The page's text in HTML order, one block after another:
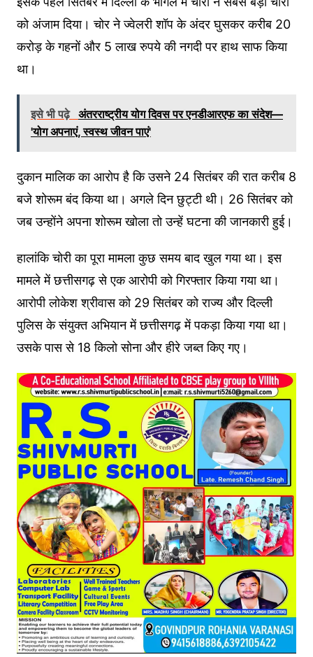
को अंजाम दिया। चोर ने ज्वेलरी शॉप के अंदर घुसकर करीब 20
करोड़ के गहनों और 5 लाख रुपये की नगदी पर हाथ साफ किया
था।
इसे भी पढ़े अंतरराष्ट्रीय योग दिवस पर एनडीआरएफ का संदेश—
'योग अपनाएं, स्वस्थ जीवन पाएं'
दुकान मालिक का आरोप है कि उसने 24 सितंबर की रात करीब 8
बजे शोरूम बंद किया था। अगले दिन छुट्टी थी। 26 सितंबर को
जब उन्होंने अपना शोरूम खोला तो उन्हें घटना की जानकारी हुई।
हालांकि चोरी का पूरा मामला कुछ समय बाद खुल गया था। इस
मामले में छत्तीसगढ़ से एक आरोपी को गिरफ्तार किया गया था।
आरोपी लोकेश श्रीवास को 29 सितंबर को राज्य और दिल्ली
पुलिस के संयुक्त अभियान में छत्तीसगढ़ में पकड़ा किया गया था।
उसके पास से 18 किलो सोना और हीरे जब्त किए गए।